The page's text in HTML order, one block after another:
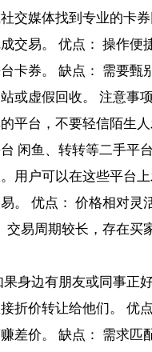
交媒体找到专业的卡
交易。 优点： 操作便
卡券。 缺点： 需要甄
或虚假回收。 注意事
平台，不要轻信陌生人
闲鱼、转转等二手平
用户可以在这些平台
。 优点： 价格相对灵
交易周期较长，存在买
果身边有朋友或同事正
折价转让给他们。 优
差价。 缺点： 需求匹